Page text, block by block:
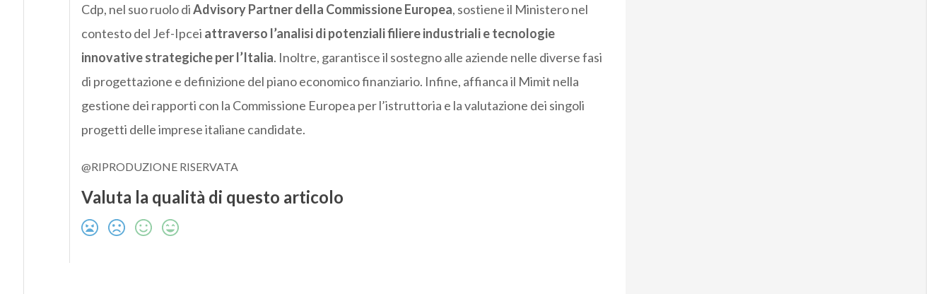
Cdp, nel suo ruolo diAdvisory Partner della Commissione Europea, sostiene il Ministero nel
contesto del Jef-Ipcei attraverso l’analisi di potenziali filiere industriali e tecnologie
innovative strategiche per l’Italia. Inoltre, garantisce il sostegno alle aziende nelle diverse fasi
di progettazione e definizione del piano economico finanziario. Infine, affianca il Mimit nella
gestione dei rapporti con la Commissione Europea per l’istruttoria e la valutazione dei singoli
progetti delle imprese italiane candidate.
@RIPRODUZIONE RISERVATA
Valuta la qualità di questo articolo